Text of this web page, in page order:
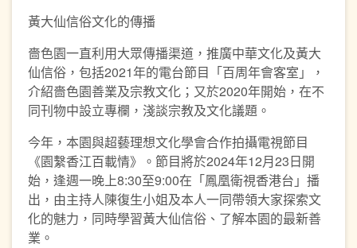
黃大仙信俗文化的傳播
嗇色園一直利用大眾傳播渠道，推廣中華文化及黃大
仙信俗，包括2021年的電台節目「百周年會客室」，
介紹嗇色園善業及宗教文化；又於2020年開始，在不
同刊物中設立專欄，淺談宗教及文化議題。
今年，本園與超藝理想文化學會合作拍攝電視節目
《園繫香江百載情》。節目將於2024年12月23日開
始，逢週一晚上8:30至9:00在「鳳凰衛視香港台」播
出，由主持人陳復生小姐及本人一同帶領大家探索文
化的魅力，同時學習黃大仙信俗、了解本園的最新善
業。